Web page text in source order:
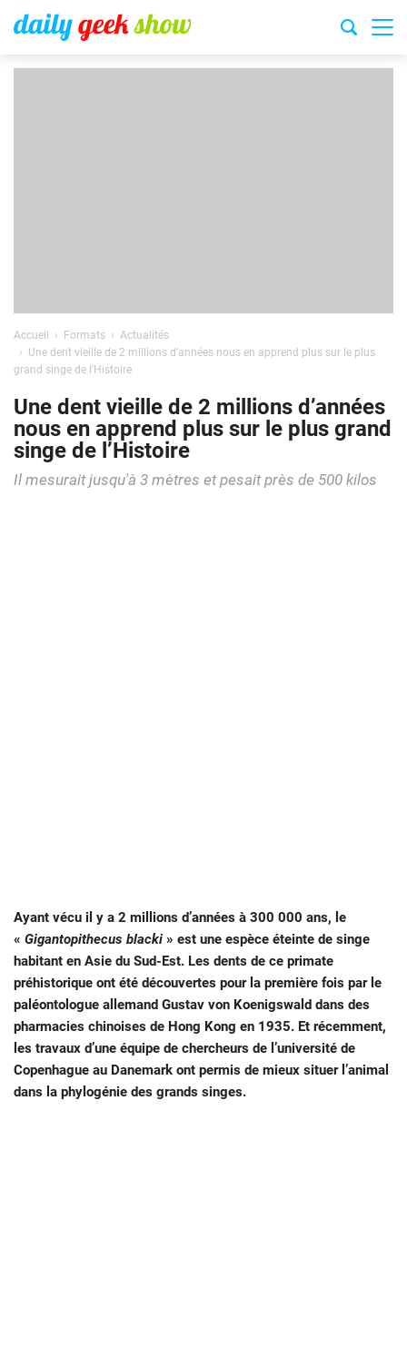
Accueil Formats
Actualités
Une dent vieille de 2 millions d’années nous en apprend plus sur le plus
grand singe de l’Histoire
Une dent vieille de 2 millions d’années
nous en apprend plus sur le plus grand
singe de l’Histoire
Il mesurait jusqu'à 3 mètres et pesait près de 500 kilos
Ayant vécu il y a 2 millions d’années à 300 000 ans, le
« Gigantopithecus blacki » est une espèce éteinte de singe
habitant en Asie du Sud-Est. Les dents de ce primate
préhistorique ont été découvertes pour la première fois par le
paléontologue allemand Gustav von Koenigswald dans des
pharmacies chinoises de Hong Kong en 1935. Et récemment,
les travaux d’une équipe de chercheurs de l’université de
Copenhague au Danemark ont permis de mieux situer l’animal
dans la phylogénie des grands singes.